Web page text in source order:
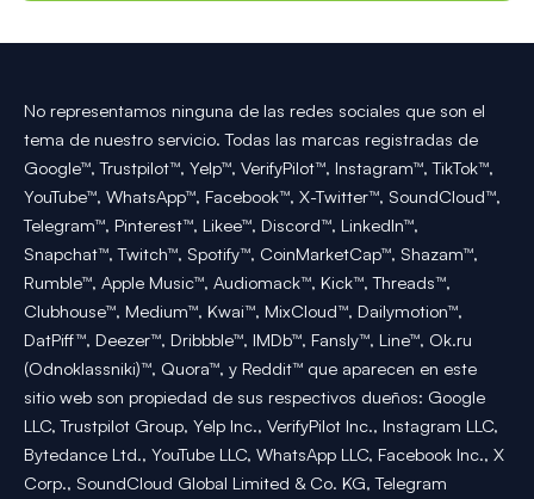
No representamos ninguna de las redes sociales que son el
tema de nuestro servicio. Todas las marcas registradas de
Google™, Trustpilot™, Yelp™, VerifyPilot™, Instagram™, TikTok™,
YouTube™, WhatsApp™, Facebook™, X-Twitter™, SoundCloud™,
Telegram™, Pinterest™, Likee™, Discord™, LinkedIn™,
Snapchat™, Twitch™, Spotify™, CoinMarketCap™, Shazam™,
Rumble™, Apple Music™, Audiomack™, Kick™, Threads™,
Clubhouse™, Medium™, Kwai™, MixCloud™, Dailymotion™,
DatPiff™, Deezer™, Dribbble™, IMDb™, Fansly™, Line™, Ok.ru
(Odnoklassniki)™, Quora™, y Reddit™ que aparecen en este
sitio web son propiedad de sus respectivos dueños: Google
LLC, Trustpilot Group, Yelp Inc., VerifyPilot Inc., Instagram LLC,
Bytedance Ltd., YouTube LLC, WhatsApp LLC, Facebook Inc., X
Corp., SoundCloud Global Limited & Co. KG, Telegram